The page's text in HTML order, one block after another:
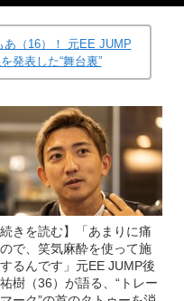
あ（16）！ 元EE JUMP
発表した“舞台裏”
続きを読む】「あまりに痛
で、笑気麻酔を使って施
るんです」元EE JUMP後
樹（36）が語る、“トレー